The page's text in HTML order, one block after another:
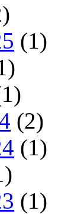
(1)
(2)
(1)
(1)